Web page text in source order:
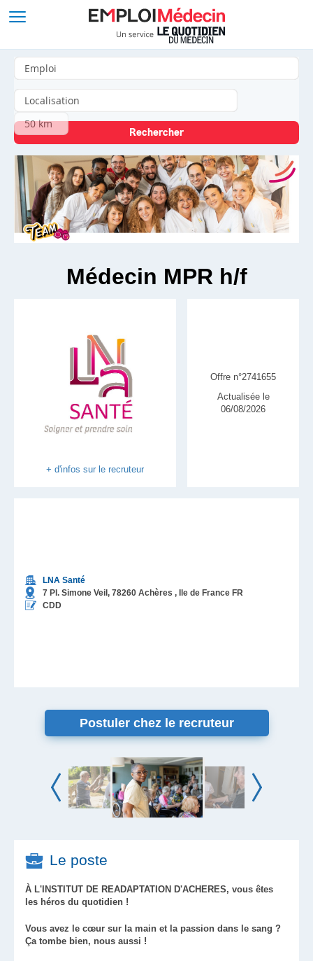
Médecin MPR h/f
+ d'infos sur le recruteur
LNA Santé
7 Pl. Simone Veil, 78260 Achères , Ile de France FR
CDD
Offre n°2741655
Actualisée le
06/08/2026
Postuler chez le recruteur
Le poste
À L'INSTITUT DE READAPTATION D'ACHERES, vous êtes
les héros du quotidien !
Vous avez le cœur sur la main et la passion dans le sang ?
Ça tombe bien, nous aussi !